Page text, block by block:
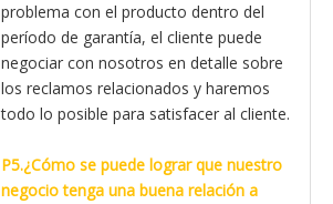
problema con el producto dentro del
período de garantía, el cliente puede
negociar con nosotros en detalle sobre
los reclamos relacionados y haremos
todo lo posible para satisfacer al cliente.
P5.¿Cómo se puede lograr que nuestro
negocio tenga una buena relación a